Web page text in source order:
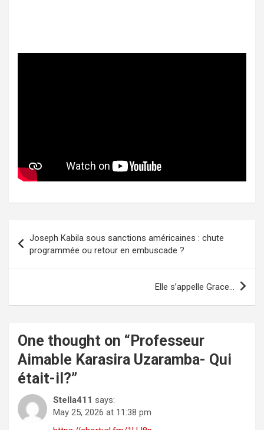
navigation
Joseph Kabila sous sanctions américaines : chute
programmée ou retour en embuscade ?
Elle s’appelle Grace…
One thought on “Professeur
Aimable Karasira Uzaramba- Qui
était-il?”
Stella411 says:
May 25, 2026 at 11:38 pm